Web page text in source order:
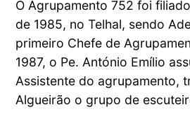
O Agrupamento 752 foi
de 1985, no Telhal, sendo
primeiro Chefe de
1987, o Pe. António Emílio
Assistente do agrupamento,
Algueirão o grupo de